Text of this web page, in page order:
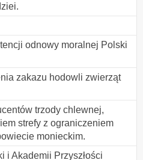
odnowy moralnej Polski
zakazu hodowli zwierząt
trzody chlewnej,
strefy z ograniczeniem
monieckim.
i Akademii Przyszłości